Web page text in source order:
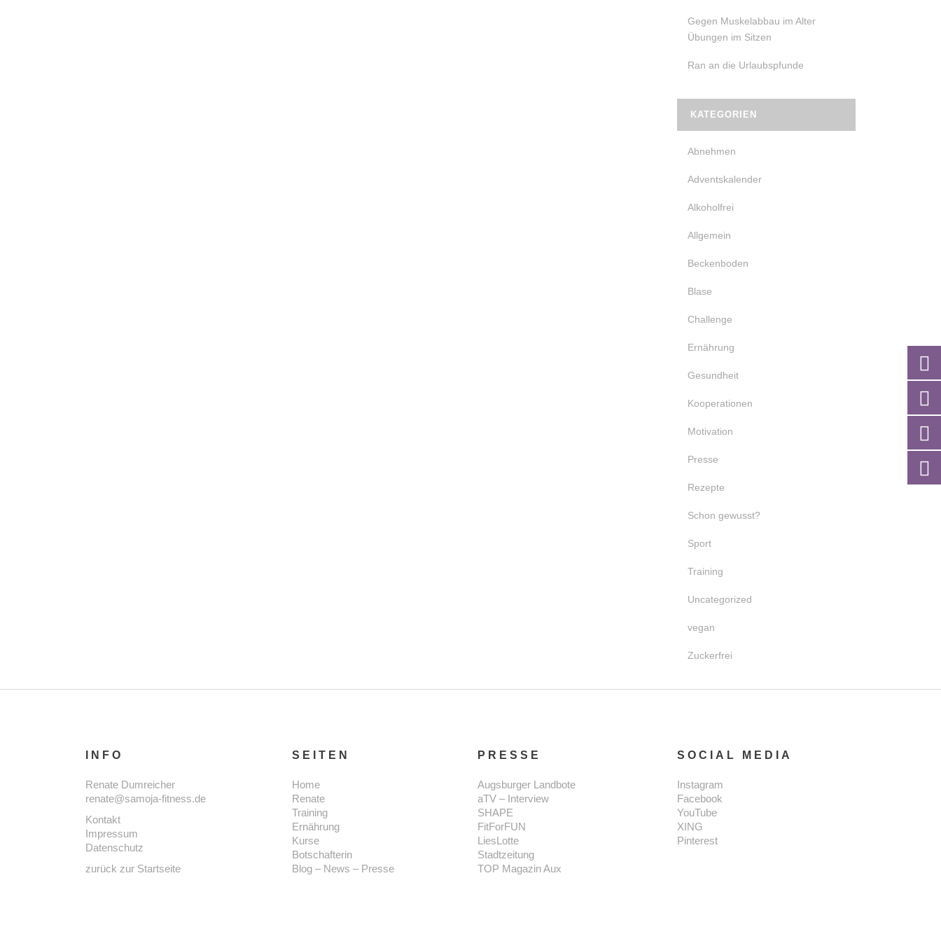
Gegen Muskelabbau im Alter
Übungen im Sitzen
Ran an die Urlaubspfunde
KATEGORIEN
Abnehmen
Adventskalender
Alkoholfrei
Allgemein
Beckenboden
Blase
Challenge
Ernährung
Gesundheit
Kooperationen
Motivation
Presse
Rezepte
Schon gewusst?
Sport
Training
Uncategorized
vegan
Zuckerfrei
INFO
Renate Dumreicher
renate@samoja-fitness.de
Kontakt
Impressum
Datenschutz
zurück zur Startseite
SEITEN
Home
Renate
Training
Ernährung
Kurse
Botschafterin
Blog – News – Presse
PRESSE
Augsburger Landbote
aTV – Interview
SHAPE
FitForFUN
LiesLotte
Stadtzeitung
TOP Magazin Aux
SOCIAL MEDIA
Instagram
Facebook
YouTube
XING
Pinterest